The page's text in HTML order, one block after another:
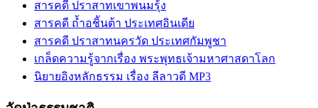
สารคดี ปราสาทเขาพนมรุ้ง
สารคดี ถ้ำอชิันต้า ประเทศอินเดีย
สารคดี ปราสาทนครวัด ประเทศกัมพูชา
เกล็ดความรู้จากเรื่อง พระพุทธเจ้ามหาศาสดาโลก
นิยายอิงหลักธรรม เรื่อง ลีลาวดี MP3